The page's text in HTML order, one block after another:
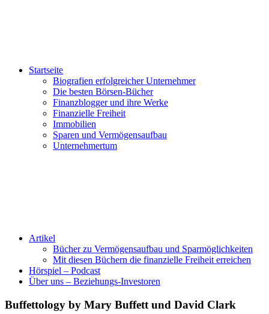
Startseite
Biografien erfolgreicher Unternehmer
Die besten Börsen-Bücher
Finanzblogger und ihre Werke
Finanzielle Freiheit
Immobilien
Sparen und Vermögensaufbau
Unternehmertum
Artikel
Bücher zu Vermögensaufbau und Sparmöglichkeiten
Mit diesen Büchern die finanzielle Freiheit erreichen
Hörspiel – Podcast
Über uns – Beziehungs-Investoren
Buffettology by Mary Buffett und David Clark